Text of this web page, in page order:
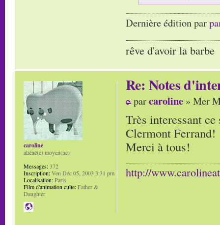
Dernière édition par
rêve d'avoir la barbe
Re: Notes
parcaroline » Mer
Très interessant
Clermont Ferrand!
Merci à tous!
http://
caroline
aliéné(e) moyen(ne)
Messages:372
Inscription:Ven Déc 05, 2003 3:31 pm
Localisation:Paris
Film d'animation culte:Father &
Daughter